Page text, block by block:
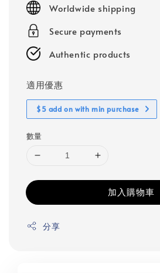
Worldwide shipping
Secure payments
Authentic products
適用優惠
$5 add on with min purchase
數量
加入購物車
分享